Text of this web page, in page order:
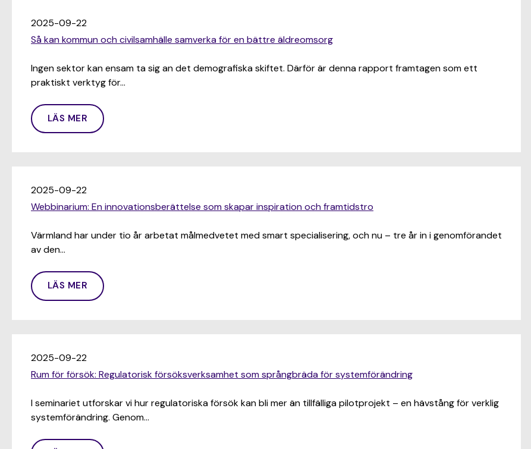
2025-09-22
Så kan kommun och civilsamhälle samverka för en bättre äldreomsorg
Ingen sektor kan ensam ta sig an det demografiska skiftet. Därför är denna rapport framtagen som ett
praktiskt verktyg för…
LÄS MER
2025-09-22
Webbinarium: En innovationsberättelse som skapar inspiration och framtidstro
Värmland har under tio år arbetat målmedvetet med smart specialisering, och nu – tre år in i genomförandet
av den…
LÄS MER
2025-09-22
Rum för försök: Regulatorisk försöksverksamhet som språngbräda för systemförändring
I seminariet utforskar vi hur regulatoriska försök kan bli mer än tillfälliga pilotprojekt – en hävstång för verklig
systemförändring. Genom…